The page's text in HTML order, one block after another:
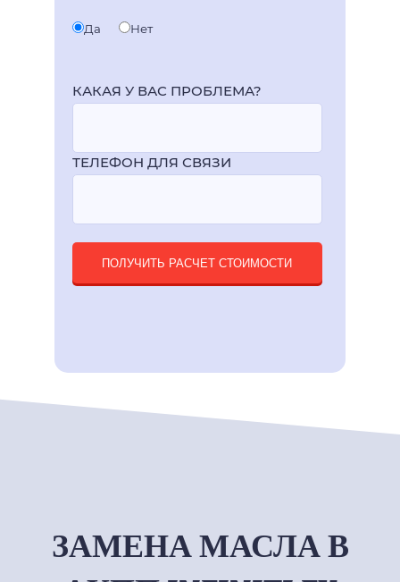
Да Нет
КАКАЯ У ВАС ПРОБЛЕМА?
ТЕЛЕФОН ДЛЯ СВЯЗИ
ПОЛУЧИТЬ РАСЧЕТ СТОИМОСТИ
ЗАМЕНА МАСЛА В